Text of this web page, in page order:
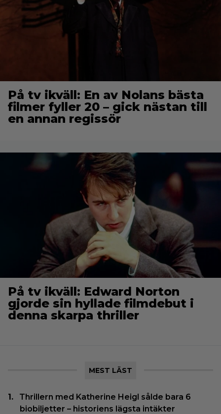
På tv ikväll: En av Nolans bästa
filmer fyller 20 – gick nästan till
en annan regissör
På tv ikväll: Edward Norton
gjorde sin hyllade filmdebut i
denna skarpa thriller
MEST LÄST
Thrillern med Katherine Heigl sålde bara 6
biobiljetter – historiens lägsta intäkter